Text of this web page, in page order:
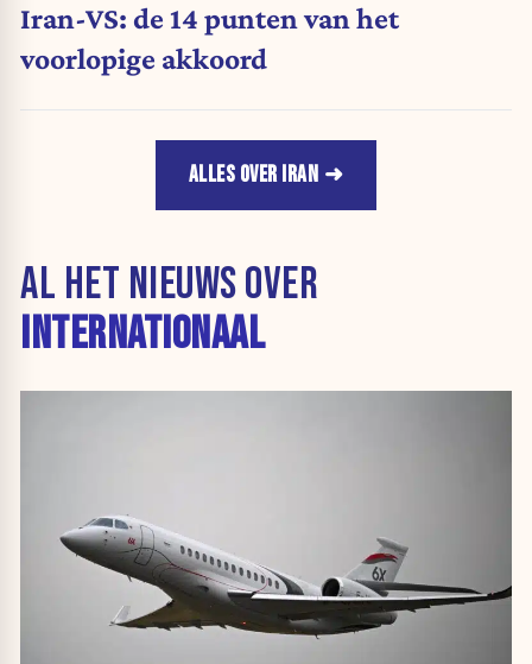
Iran-VS: de 14 punten van het
voorlopige akkoord
ALLES OVER IRAN
AL HET NIEUWS OVER
INTERNATIONAAL